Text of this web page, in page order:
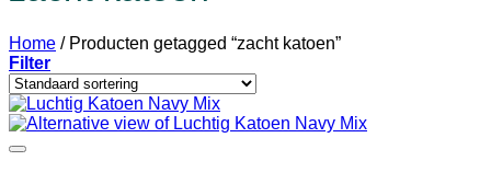
Home /Producten getagged “zacht katoen”
Filter